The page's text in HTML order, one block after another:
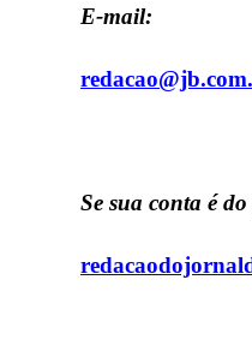
E-mail:
Se sua conta é